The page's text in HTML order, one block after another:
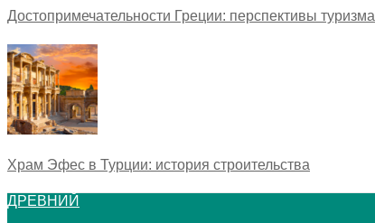
Достопримечательности Греции: перспективы туризма
Храм Эфес в Турции: история строительства
ДРЕВНИЙ